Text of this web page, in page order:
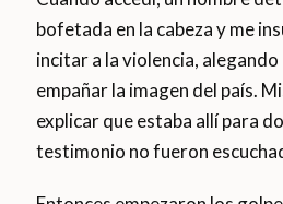
bofetada en la cabeza y me
incitar a la violencia,
empañar la imagen del país.
explicar que estaba allí para
testimonio no fueron